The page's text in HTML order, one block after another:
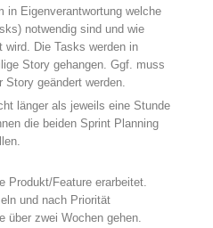
in Eigenverantwortung welche
notwendig sind und wie
wird. Die Tasks werden in
Story gehangen. Ggf. muss
Story geändert werden.
länger als jeweils eine Stunde
die beiden Sprint Planning
Produkt/Feature erarbeitet.
und nach Priorität
über zwei Wochen gehen.